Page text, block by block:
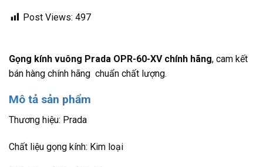
Post Views: 497
Gọng kính vuông Prada OPR-60-XV chính hãng, cam kết
bán hàng chính hãng chuẩn chất lượng.
Mô tả sản phẩm
Thương hiệu: Prada
Chất liệu gọng kính: Kim loại